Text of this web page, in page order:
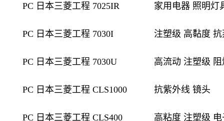
PC 日本三菱工程 7025IR 家用电器 照明灯
PC 日本三菱工程 7030I 注塑级 高黏度
PC 日本三菱工程 7030U 高流动 注塑级 阻
PC 日本三菱工程 CLS1000 抗紫外线 镜头
PC 日本三菱工程 CLS400 高粘度 注塑级